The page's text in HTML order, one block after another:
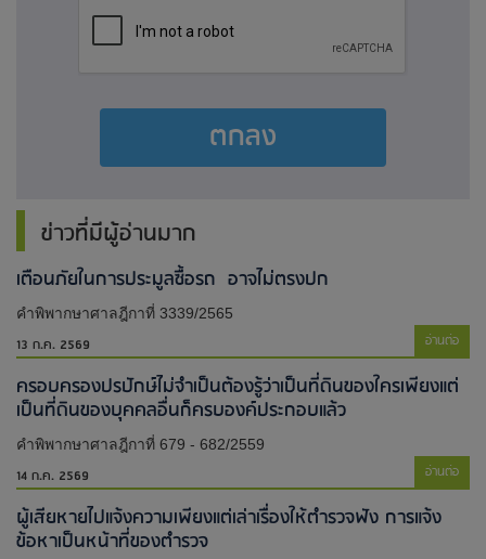
ตกลง
ข่าวที่มีผู้อ่านมาก
เตือนภัยในการประมูลซื้อรถ อาจไม่ตรงปก
คำพิพากษาศาลฎีกาที่ 3339/2565
13 ก.ค. 2569 อ่านต่อ
ครอบครองปรปักษ์ไม่จำเป็นต้องรู้ว่าเป็นที่ดินของใครเพียงแต่
เป็นที่ดินของบุคคลอื่นก็ครบองค์ประกอบแล้ว
คำพิพากษาศาลฎีกาที่ 679 - 682/2559
14 ก.ค. 2569 อ่านต่อ
ผู้เสียหายไปแจ้งความเพียงแต่เล่าเรื่องให้ตำรวจฟัง การแจ้ง
ข้อหาเป็นหน้าที่ของตำรวจ